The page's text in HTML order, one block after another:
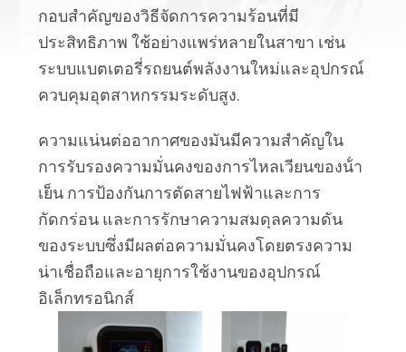
ทัวร์
โรงงาน
คุณภาพ
ติดต่อ
กอบสําคัญของวิธีจัดการความร้อนที่มี
ประสิทธิภาพ ใช้อย่างแพร่หลายในสาขา เช่น
ระบบแบตเตอรี่รถยนต์พลังงานใหม่และอุปกรณ์
ควบคุมอุตสาหกรรมระดับสูง.
ความแน่นต่ออากาศของมันมีความสําคัญใน
การรับรองความมั่นคงของการไหลเวียนของน้ํา
เย็น การป้องกันการตัดสายไฟฟ้าและการ
กัดกร่อน และการรักษาความสมดุลความดัน
ของระบบซึ่งมีผลต่อความมั่นคงโดยตรงความ
น่าเชื่อถือและอายุการใช้งานของอุปกรณ์
อิเล็กทรอนิกส์